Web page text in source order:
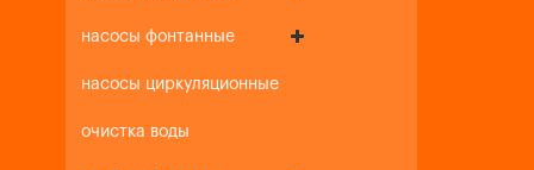
насосы фонтанные
насосы циркуляционные
очистка воды